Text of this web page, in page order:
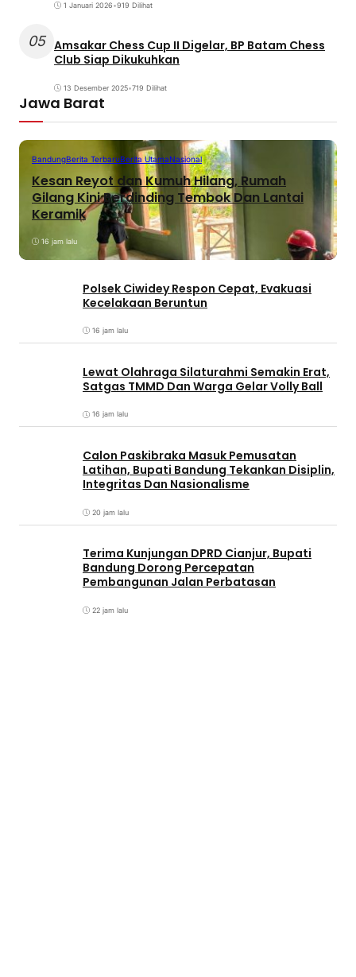
1 Januari 2026•919 Dilihat
05 Amsakar Chess Cup II Digelar, BP Batam Chess
Club Siap Dikukuhkan
13 Desember 2025•719 Dilihat
Jawa Barat
BandungBerita TerbaruBerita UtamaNasional
Kesan Reyot dan Kumuh Hilang, Rumah
Gilang Kini Berdinding Tembok Dan Lantai
Keramik
16 jam lalu
Polsek Ciwidey Respon Cepat, Evakuasi
Kecelakaan Beruntun
16 jam lalu
Lewat Olahraga Silaturahmi Semakin Erat,
Satgas TMMD Dan Warga Gelar Volly Ball
16 jam lalu
Calon Paskibraka Masuk Pemusatan
Latihan, Bupati Bandung Tekankan Disiplin,
Integritas Dan Nasionalisme
20 jam lalu
Terima Kunjungan DPRD Cianjur, Bupati
Bandung Dorong Percepatan
Pembangunan Jalan Perbatasan
22 jam lalu